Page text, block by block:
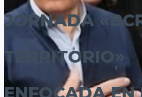
JORNADA
TERRITORIO»